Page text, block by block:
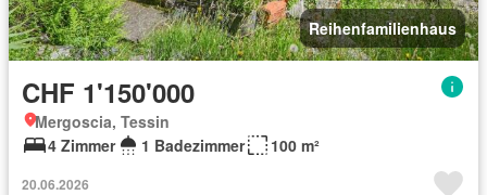
Reihenfamilienhaus
CHF 1'150'000
Mergoscia, Tessin
4 Zimmer
1 Badezimmer 100 m²
20.06.2026